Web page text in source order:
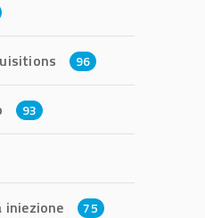
96
93
iniezione 75